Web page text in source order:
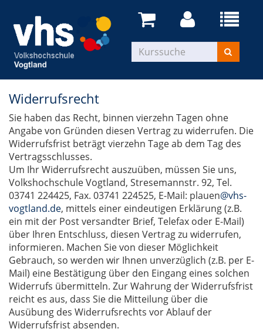
Widerrufsrecht
Sie haben das Recht, binnen vierzehn Tagen ohne
Angabe von Gründen diesen Vertrag zu widerrufen. Die
Widerrufsfrist beträgt vierzehn Tage ab dem Tag des
Vertragsschlusses.
Um Ihr Widerrufsrecht auszuüben, müssen Sie uns,
Volkshochschule Vogtland, Stresemannstr. 92, Tel.
03741 224425, Fax. 03741 224525, E-Mail: plauen@vhs-
vogtland.de, mittels einer eindeutigen Erklärung (z.B.
ein mit der Post versandter Brief, Telefax oder E-Mail)
über Ihren Entschluss, diesen Vertrag zu widerrufen,
informieren. Machen Sie von dieser Möglichkeit
Gebrauch, so werden wir Ihnen unverzüglich (z.B. per E-
Mail) eine Bestätigung über den Eingang eines solchen
Widerrufs übermitteln. Zur Wahrung der Widerrufsfrist
reicht es aus, dass Sie die Mitteilung über die
Ausübung des Widerrufsrechts vor Ablauf der
Widerrufsfrist absenden.